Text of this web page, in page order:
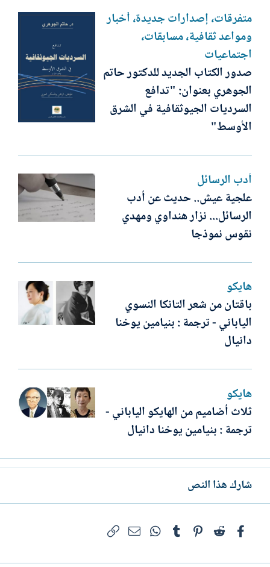
متفرقات، إصدارات جديدة، أخبار
ومواعد ثقافية، مسابقات،
اجتماعيات
صدور الكتاب الجديد للدكتور حاتم
الجوهري بعنوان: "تدافع
السرديات الجيوثقافية في الشرق
الأوسط"
أدب الرسائل
علجية عيش.. حديث عن أدب
الرسائل... نزار هنداوي ومهدي
نقوس نموذجا
هايكو
باقتان من شعر التانكا النسوي
الياباني - ترجمة : بنيامين يوخنا
دانيال
هايكو
ثلاث أضاميم من الهايكو الياباني -
ترجمة : بنيامين يوخنا دانيال
شارك هذا النص
فيسبوكReddit
Pinterest
Tumblr
WhatsAppالبريد الإلكتروني